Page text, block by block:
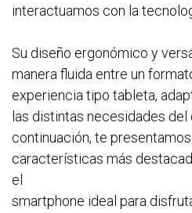
interactuamos con la
Su diseño ergonómico y
manera fluida entre un
experiencia tipo tableta,
las distintas necesidades del
continuación, te
características más
el
smartphone ideal para